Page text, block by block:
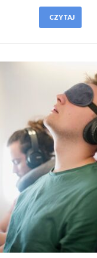
CZYTAJ